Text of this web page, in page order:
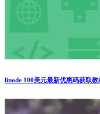
linode 100美元最新优惠码获取教